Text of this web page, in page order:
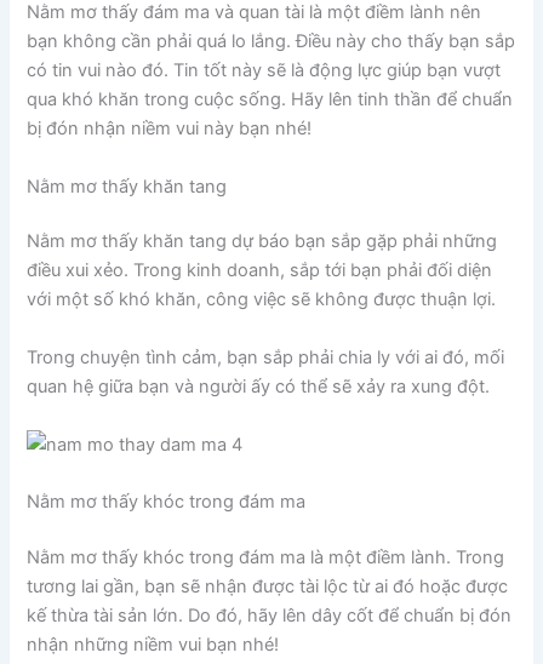
Nằm mơ thấy đám ma và quan tài là một điềm lành nên
bạn không cần phải quá lo lắng. Điều này cho thấy bạn sắp
có tin vui nào đó. Tin tốt này sẽ là động lực giúp bạn vượt
qua khó khăn trong cuộc sống. Hãy lên tinh thần để chuẩn
bị đón nhận niềm vui này bạn nhé!
Nằm mơ thấy khăn tang
Nằm mơ thấy khăn tang dự báo bạn sắp gặp phải những
điều xui xẻo. Trong kinh doanh, sắp tới bạn phải đối diện
với một số khó khăn, công việc sẽ không được thuận lợi.
Trong chuyện tình cảm, bạn sắp phải chia ly với ai đó, mối
quan hệ giữa bạn và người ấy có thể sẽ xảy ra xung đột.
Nằm mơ thấy khóc trong đám ma
Nằm mơ thấy khóc trong đám ma là một điềm lành. Trong
tương lai gần, bạn sẽ nhận được tài lộc từ ai đó hoặc được
kế thừa tài sản lớn. Do đó, hãy lên dây cốt để chuẩn bị đón
nhận những niềm vui bạn nhé!